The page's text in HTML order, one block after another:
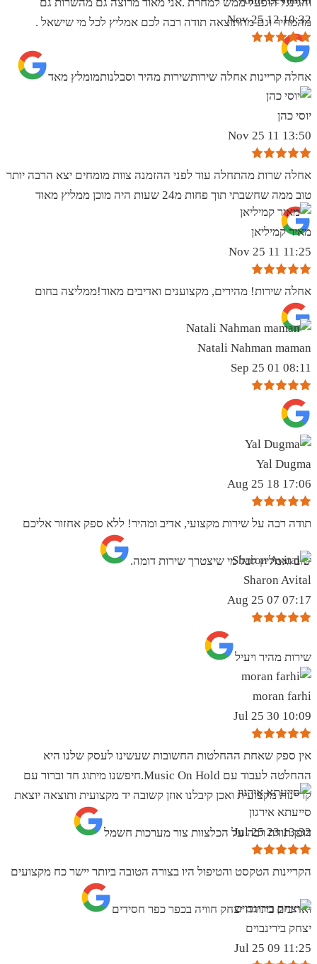
והגינגל הופעל ממש למחרת .אני מאוד מרוצה גם מהשרות גם
מהמחיר וגם מהתוצאה תודה רבה לכם אמליץ לכל מי שישאל .
10:32 12 Nov 25
אחלה קריינות אחלה שירותשירות מהיר וסבלנותמומלץ מאד
יוסי כהן
13:50 11 Nov 25
אחלה שרות מהתחלה עוד לפני ההזמנה צוות מומחים יצא הרבה יותר
טוב ממה שחשבתי תוך פחות מ24 שעות היה מוכן ממליץ מאוד
מאיר קמיליאן
11:25 11 Nov 25
אחלה שירות! מהירים, מקצוענים ואדיבים מאוד!ממליצה בחום
Natali Nahman maman
08:11 01 Sep 25
Yal Dugma
17:06 18 Aug 25
תודה רבה על שירות מקצועי, אדיב ומהיר! ללא ספק אחזור אליכם
שוב ואמליץ לכל מי שיצטרך שירות דומה.
Sharon Avital
07:17 07 Aug 25
שירות מהיר ויעיל
moran farhi
10:09 30 Jul 25
אין ספק שאחת ההחלטות החשובות שעשינו לעסק שלנו היא
ההחלטה לעבוד עם Music On Hold.חיפשנו מיתוג חד וברור עם
קריינות מקצועית ואכן קיבלנו אוזן קשובה יד מקצועית ותוצאה יוצאת
דופן.תודה רבה על הכלצוות צור מערכות חשמל
סייעתא אירגון
13:32 23 Jul 25
הקריינות הטקסט והטיפול היו בצורה הטובה ביותר יישר כח מקצועים
ואדיבים בתודה יצחק חוויה בכפר כפר חסידים
יצחק בירינבוים
11:25 09 Jul 25